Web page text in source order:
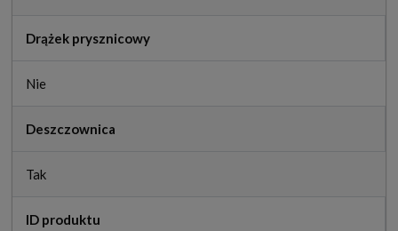
Drążek prysznicowy
Nie
Deszczownica
Tak
ID produktu